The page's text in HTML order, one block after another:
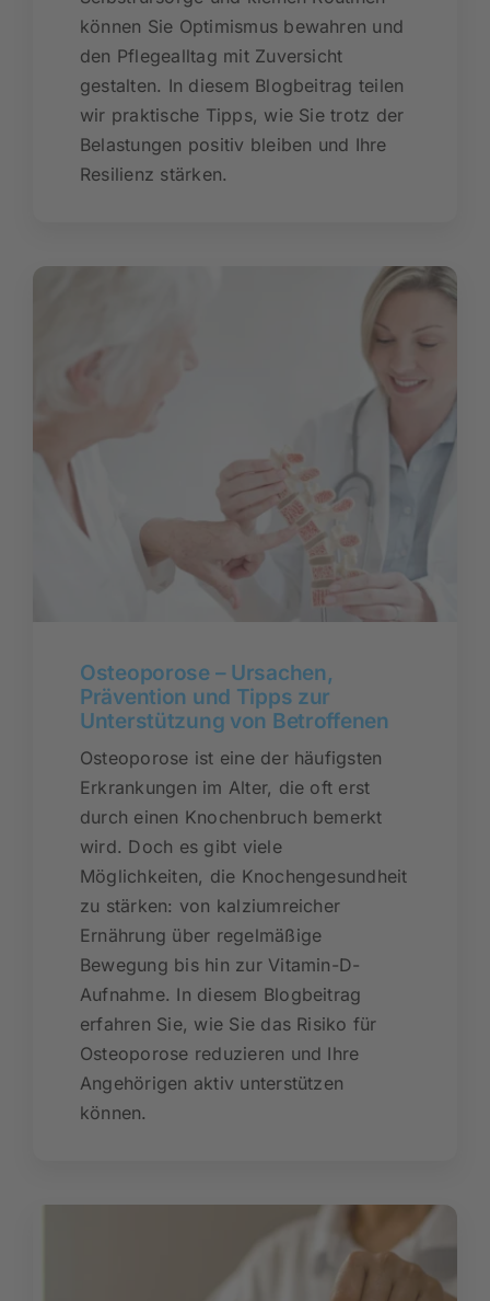
können Sie Optimismus bewahren und
den Pflegealltag mit Zuversicht
gestalten. In diesem Blogbeitrag teilen
wir praktische Tipps, wie Sie trotz der
Belastungen positiv bleiben und Ihre
Resilienz stärken.
Osteoporose – Ursachen,
Prävention und Tipps zur
Unterstützung von Betroffenen
Osteoporose ist eine der häufigsten
Erkrankungen im Alter, die oft erst
durch einen Knochenbruch bemerkt
wird. Doch es gibt viele
Möglichkeiten, die Knochengesundheit
zu stärken: von kalziumreicher
Ernährung über regelmäßige
Bewegung bis hin zur Vitamin-D-
Aufnahme. In diesem Blogbeitrag
erfahren Sie, wie Sie das Risiko für
Osteoporose reduzieren und Ihre
Angehörigen aktiv unterstützen
können.